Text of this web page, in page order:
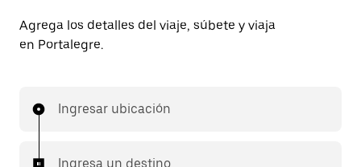
Agrega los detalles del viaje, súbete y viaja
en Portalegre.
Ingresar ubicación
Ingresa un destino